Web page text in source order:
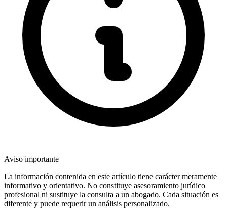
Aviso importante
La información contenida en este artículo tiene carácter meramente
informativo y orientativo. No constituye asesoramiento jurídico
profesional ni sustituye la consulta a un abogado. Cada situación es
diferente y puede requerir un análisis personalizado.